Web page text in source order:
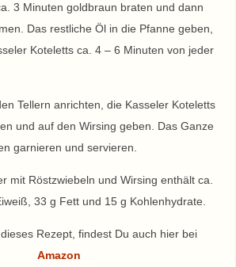
3 Minuten goldbraun braten und dann
Das restliche Öl in die Pfanne geben,
Koteletts ca. 4 – 6 Minuten von jeder
Tellern anrichten, die Kasseler Koteletts
und auf den Wirsing geben. Das Ganze
garnieren und servieren.
mit Röstzwiebeln und Wirsing enthält ca.
33 g Fett und 15 g Kohlenhydrate.
Rezept, findest Du auch hier bei
Amazon